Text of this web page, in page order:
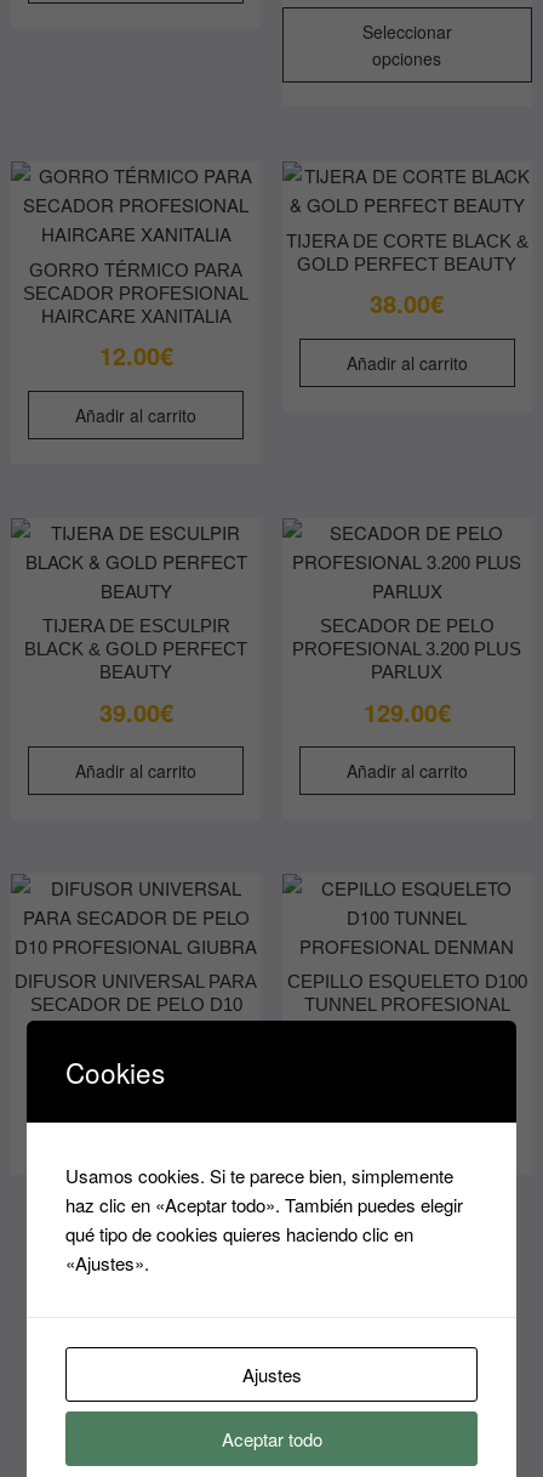
12.00€
Seleccionar
opciones
GORRO TÉRMICO PARA
SECADOR PROFESIONAL
HAIRCARE XANITALIA
12.00€
Añadir al carrito
TIJERA DE CORTE BLACK &
GOLD PERFECT BEAUTY
38.00€
Añadir al carrito
TIJERA DE ESCULPIR
BLACK & GOLD PERFECT
BEAUTY
39.00€
Añadir al carrito
SECADOR DE PELO
PROFESIONAL 3.200 PLUS
PARLUX
129.00€
Añadir al carrito
DIFUSOR UNIVERSAL PARA
SECADOR DE PELO D10
PROFESIONAL GIUBRA
6.90€
Añadir al carrito
CEPILLO ESQUELETO D100
TUNNEL PROFESIONAL
DENMAN
Añadir al carrito
Cookies
Usamos cookies. Si te parece bien, simplemente
haz clic en «Aceptar todo». También puedes elegir
qué tipo de cookies quieres haciendo clic en
«Ajustes».
Ajustes
Aceptar todo